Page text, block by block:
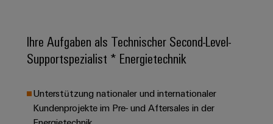
Anforderungen
in
der
Gerätehersteller
Innovative
Verbindungslösungen
Configurator
Workplace
Trennverstärker
und
Stromversorgungen
Labor
Support
Technischer
Zertifikate
Presse
Unternehmensmeldungen
Studium
Schülerpraktika
Erfolgreiche
Karrierewege
Ihre Aufgaben als Technischer Second-Level-
Supportspezialist * Energietechnik
Unterstützung nationaler und internationaler
Kundenprojekte im Pre- und Aftersales in der